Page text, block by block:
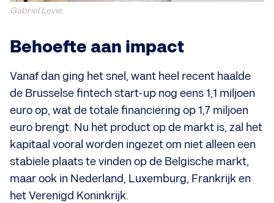
Gabriel Levie
Behoefte aan impact
Vanaf dan ging het snel, want heel recent haalde
de Brusselse fintech start-up nog eens 1,1 miljoen
euro op, wat de totale financiering op 1,7 miljoen
euro brengt. Nu het product op de markt is, zal het
kapitaal vooral worden ingezet om niet alleen een
stabiele plaats te vinden op de Belgische markt,
maar ook in Nederland, Luxemburg, Frankrijk en
het Verenigd Koninkrijk.